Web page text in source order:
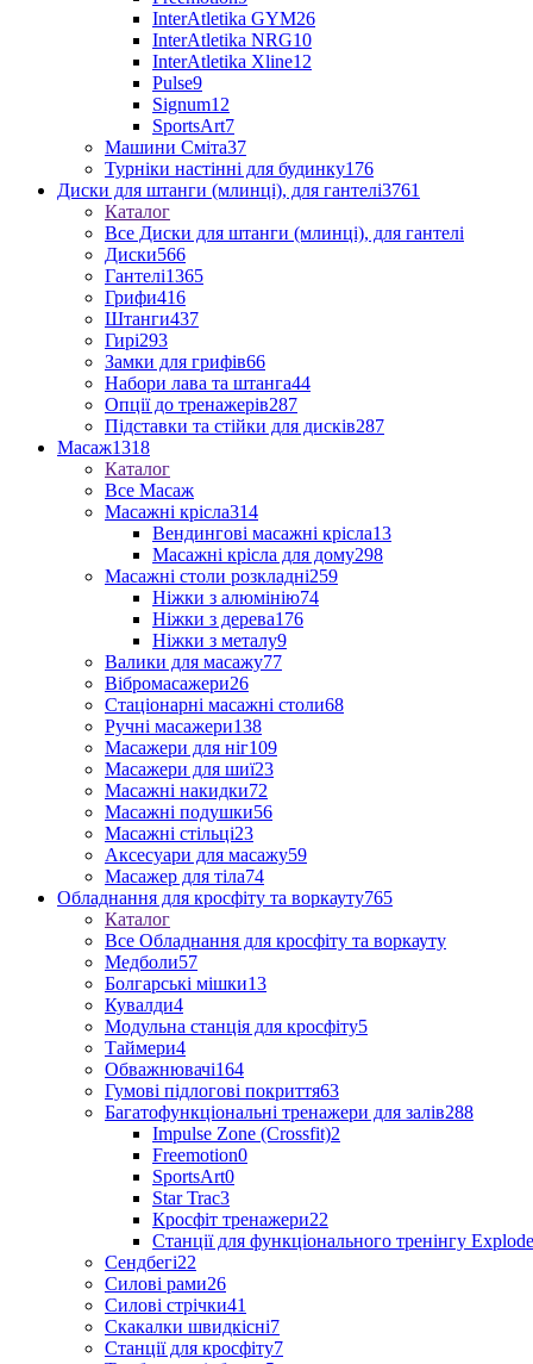
InterAtletika GYM26
InterAtletika NRG10
InterAtletika Xline12
Pulse9
Signum12
SportsArt7
Машини Сміта37
Турніки настінні для будинку176
Диски для штанги (млинці), для гантелі3761
Каталог
Все Диски для штанги (млинці), для гантелі
Диски566
Гантелі1365
Грифи416
Штанги437
Гирі293
Замки для грифів66
Набори лава та штанга44
Опції до тренажерів287
Підставки та стійки для дисків287
Масаж1318
Каталог
Все Масаж
Масажні крісла314
Вендингові масажні крісла13
Масажні крісла для дому298
Масажні столи розкладні259
Ніжки з алюмінію74
Ніжки з дерева176
Ніжки з металу9
Валики для масажу77
Вібромасажери26
Стаціонарні масажні столи68
Ручні масажери138
Масажери для ніг109
Масажери для шиї23
Масажні накидки72
Масажні подушки56
Масажні стільці23
Аксесуари для масажу59
Масажер для тіла74
Обладнання для кросфіту та воркауту765
Каталог
Все Обладнання для кросфіту та воркауту
Медболи57
Болгарські мішки13
Кувалди4
Модульна станція для кросфіту5
Таймери4
Обважнювачі164
Гумові підлогові покриття63
Багатофункціональні тренажери для залів288
Impulse Zone (Crossfit)2
Freemotion0
SportsArt0
Star Trac3
Кросфіт тренажери22
Станції для функціонального тренінгу Explode
Сендбегі22
Силові рами26
Силові стрічки41
Скакалки швидкісні7
Станції для кросфіту7